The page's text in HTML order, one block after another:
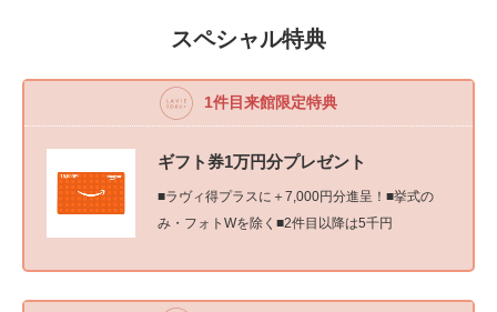
スペシャル特典
1件目来館限定特典
ギフト券1万円分プレゼント
■ラヴィ得プラスに＋7,000円分進呈！■挙式の
み・フォトWを除く■2件目以降は5千円